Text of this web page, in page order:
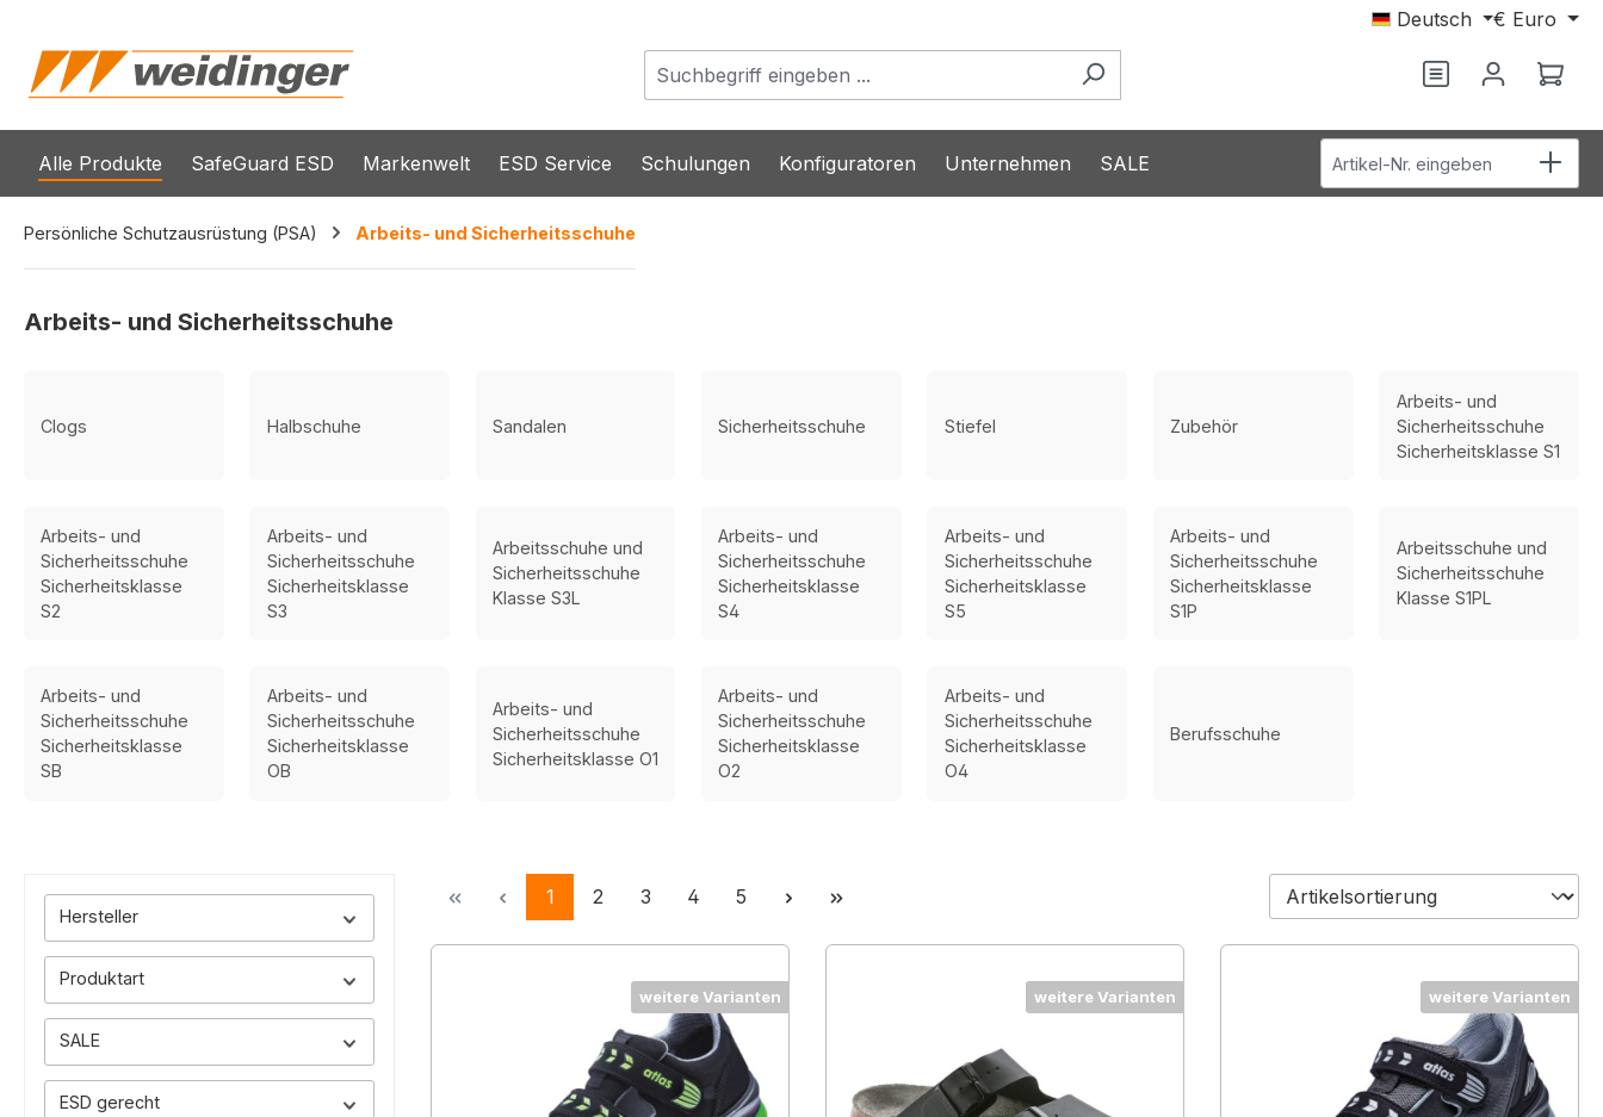
Deutsch € Euro
Du hast 0
Alle Produkte SafeGuard ESD Markenwelt ESD Service Schulungen Konfiguratoren Unternehmen SALE Artikel-Nr. eingeben
Persönliche Schutzausrüstung (PSA) Arbeits- und Sicherheitsschuhe
Arbeits- und Sicherheitsschuhe
Clogs Halbschuhe Sandalen Sicherheitsschuhe Stiefel Zubehör
Arbeits- und
Sicherheitsschuhe
Sicherheitsklasse S1
Arbeits- und
Sicherheitsschuhe
Sicherheitsklasse
S2
Arbeits- und
Sicherheitsschuhe
Sicherheitsklasse
S3
Arbeitsschuhe und
Sicherheitsschuhe
Klasse S3L
Arbeits- und
Sicherheitsschuhe
Sicherheitsklasse
S4
Arbeits- und
Sicherheitsschuhe
Sicherheitsklasse
S5
Arbeits- und
Sicherheitsschuhe
Sicherheitsklasse
S1P
Arbeitsschuhe und
Sicherheitsschuhe
Klasse S1PL
Arbeits- und
Sicherheitsschuhe
Sicherheitsklasse
SB
Arbeits- und
Sicherheitsschuhe
Sicherheitsklasse
OB
Arbeits- und
Sicherheitsschuhe
Sicherheitsklasse O1
Arbeits- und
Sicherheitsschuhe
Sicherheitsklasse
O2
Arbeits- und
Sicherheitsschuhe
Sicherheitsklasse
O4
Berufsschuhe
Hersteller
Produktart
SALE
ESD gerecht
Seite
1 Seite
2 Seite
3 Seite
4 Seite
5
weitere Varianten weitere Varianten weitere Varianten